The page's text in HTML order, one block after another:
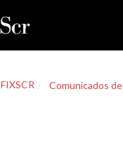
FIXSCR Comunicados